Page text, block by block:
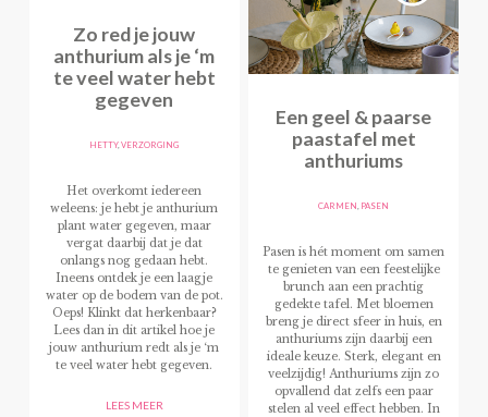
Zo red je jouw
anthurium als je ‘m
te veel water hebt
gegeven
HETTY,VERZORGING
Het overkomt iedereen
weleens: je hebt je anthurium
plant water gegeven, maar
vergat daarbij dat je dat
onlangs nog gedaan hebt.
Ineens ontdek je een laagje
water op de bodem van de pot.
Oeps! Klinkt dat herkenbaar?
Lees dan in dit artikel hoe je
jouw anthurium redt als je ‘m
te veel water hebt gegeven.
LEES MEER
Een geel & paarse
paastafel met
anthuriums
CARMEN, PASEN
Pasen is hét moment om samen
te genieten van een feestelijke
brunch aan een prachtig
gedekte tafel. Met bloemen
breng je direct sfeer in huis, en
anthuriums zijn daarbij een
ideale keuze. Sterk, elegant en
veelzijdig! Anthuriums zijn zo
opvallend dat zelfs een paar
stelen al veel effect hebben. In